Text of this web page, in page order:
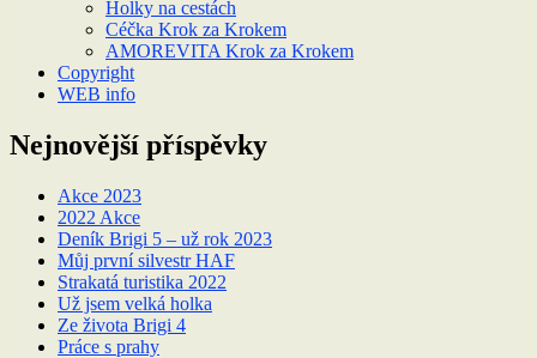
Holky na cestách
Céčka Krok za Krokem
AMOREVITA Krok za Krokem
Copyright
WEB info
Nejnovější příspěvky
Akce 2023
2022 Akce
Deník Brigi 5 – už rok 2023
Můj první silvestr HAF
Strakatá turistika 2022
Už jsem velká holka
Ze života Brigi 4
Práce s prahy